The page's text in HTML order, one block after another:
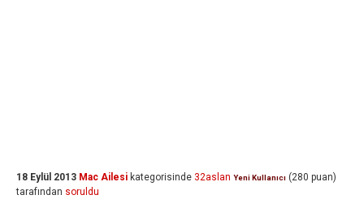
18 Eylül 2013 Mac Ailesi kategorisinde 32aslan Yeni Kullanıcı (280 puan)
tarafından soruldu